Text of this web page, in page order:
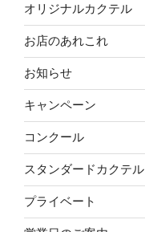
オリジナルカクテル
お店のあれこれ
お知らせ
キャンペーン
コンクール
スタンダードカクテル
プライベート